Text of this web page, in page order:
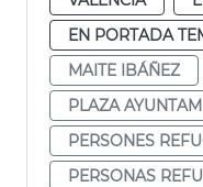
EN PORTADA
MAITE IBÁÑEZ
PLAZA
PERSONES
PERSONAS